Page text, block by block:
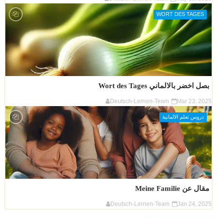
WORT DES TAGES
بصل اخضر بالالماني Wort des Tages
Deutsch-Lernen-Team Mar 23, 2025
دروس تعلم الالمانية
مقال عن Meine Familie
Deutsch-Lernen-Team Jan 24, 2025